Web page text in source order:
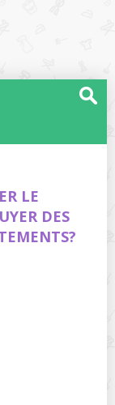
LE
DES